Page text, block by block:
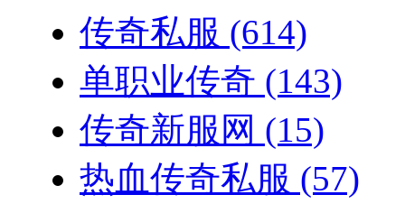
传奇私服 (614)
单职业传奇 (143)
传奇新服网 (15)
热血传奇私服 (57)